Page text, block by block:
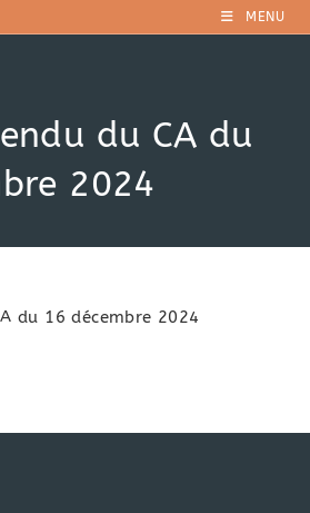
MENU
du CA du
2024
du 16 décembre 2024